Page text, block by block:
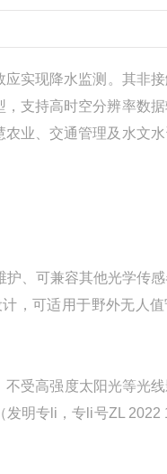
实现降水监测。其非
支持高时空分辨率数
业、交通管理及水文
护、可兼容其他光学传
，可适用于野外无人
受高强度太阳光等光
发明专li，专li号ZL 2022